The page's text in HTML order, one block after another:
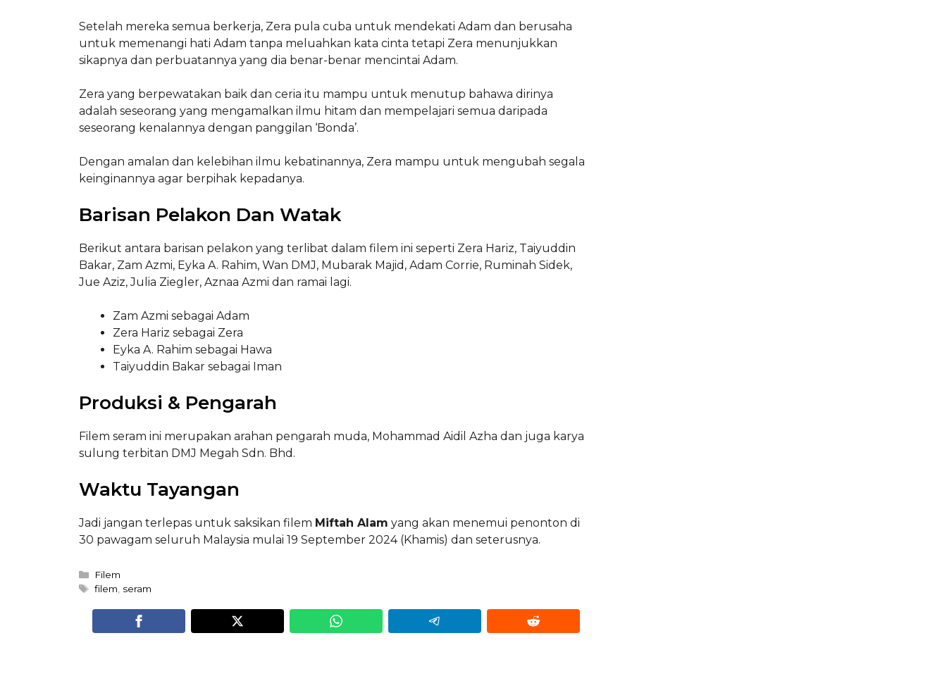
Setelah mereka semua berkerja, Zera pula cuba untuk mendekati Adam dan berusaha
untuk memenangi hati Adam tanpa meluahkan kata cinta tetapi Zera menunjukkan
sikapnya dan perbuatannya yang dia benar-benar mencintai Adam.
Zera yang berpewatakan baik dan ceria itu mampu untuk menutup bahawa dirinya
adalah seseorang yang mengamalkan ilmu hitam dan mempelajari semua daripada
seseorang kenalannya dengan panggilan ‘Bonda’.
Dengan amalan dan kelebihan ilmu kebatinannya, Zera mampu untuk mengubah segala
keinginannya agar berpihak kepadanya.
Barisan Pelakon Dan Watak
Berikut antara barisan pelakon yang terlibat dalam filem ini seperti Zera Hariz, Taiyuddin
Bakar, Zam Azmi, Eyka A. Rahim, Wan DMJ, Mubarak Majid, Adam Corrie, Ruminah Sidek,
Jue Aziz, Julia Ziegler, Aznaa Azmi dan ramai lagi.
Zam Azmi sebagai Adam
Zera Hariz sebagai Zera
Eyka A. Rahim sebagai Hawa
Taiyuddin Bakar sebagai Iman
Produksi & Pengarah
Filem seram ini merupakan arahan pengarah muda, Mohammad Aidil Azha dan juga karya
sulung terbitan DMJ Megah Sdn. Bhd.
Waktu Tayangan
Jadi jangan terlepas untuk saksikan filem Miftah Alam yang akan menemui penonton di
30 pawagam seluruh Malaysia mulai 19 September 2024 (Khamis) dan seterusnya.
Categories
Filem
Tags
filem seram